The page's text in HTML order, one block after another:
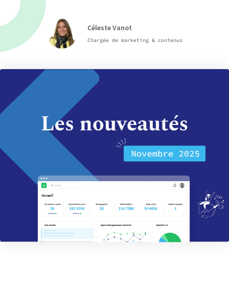
Céleste Vanot
Chargée de marketing & contenus